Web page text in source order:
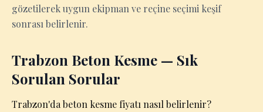
gözetilerek uygun ekipman ve reçine seçimi keşif
sonrası belirlenir.
Trabzon Beton Kesme — Sık
Sorulan Sorular
Trabzon'da beton kesme fiyatı nasıl belirlenir?